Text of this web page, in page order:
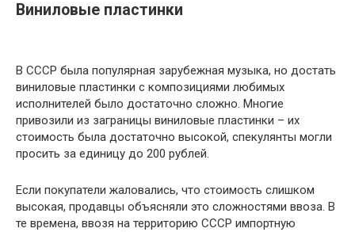
Виниловые пластинки
В СССР была популярная зарубежная музыка, но достать
виниловые пластинки с композициями любимых
исполнителей было достаточно сложно. Многие
привозили из заграницы виниловые пластинки – их
стоимость была достаточно высокой, спекулянты могли
просить за единицу до 200 рублей.
Если покупатели жаловались, что стоимость слишком
высокая, продавцы объясняли это сложностями ввоза. В
те времена, ввозя на территорию СССР импортную